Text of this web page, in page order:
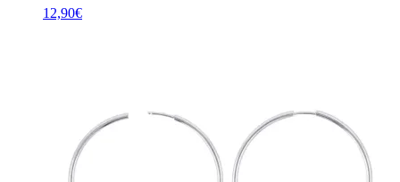
12,90€